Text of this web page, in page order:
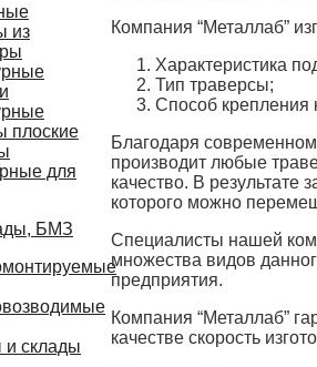
из
плоские
для
БМЗ
и склады
Компания “Металлаб”
Характеристика
Тип траверсы;
Способ крепления
Благодаря
производит любые
качество. В
которого можно
Специалисты нашей
множества видов
предприятия.
Компания “Металлаб”
качестве скорость